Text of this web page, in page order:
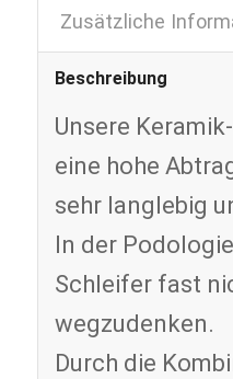
Zusätzliche
Beschreibung
Unsere
eine hohe
sehr langlebig
In der
Schleifer fast
wegzudenken.
Durch die